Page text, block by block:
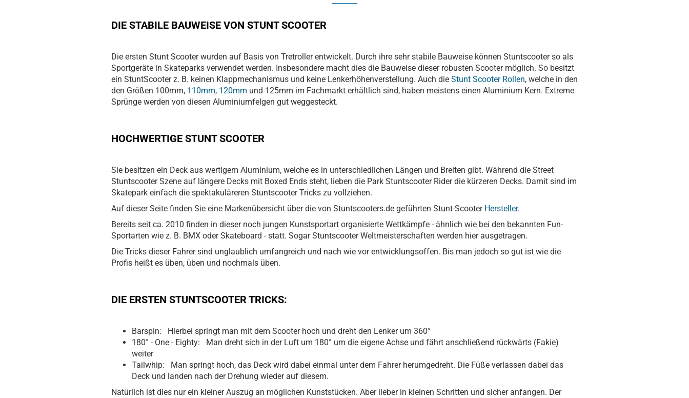
DIE STABILE BAUWEISE VON STUNT SCOOTER
Die ersten Stunt Scooter wurden auf Basis von Tretroller entwickelt. Durch ihre sehr stabile Bauweise können Stuntscooter so als
Sportgeräte in Skateparks verwendet werden. Insbesondere macht dies die Bauweise dieser robusten Scooter möglich. So besitzt
ein StuntScooter z. B. keinen Klappmechanismus und keine Lenkerhöhenverstellung. Auch die Stunt Scooter Rollen, welche in den
den Größen 100mm, 110mm, 120mm und 125mm im Fachmarkt erhältlich sind, haben meistens einen Aluminium Kern. Extreme
Sprünge werden von diesen Aluminiumfelgen gut weggesteckt.
HOCHWERTIGE STUNT SCOOTER
Sie besitzen ein Deck aus wertigem Aluminium, welche es in unterschiedlichen Längen und Breiten gibt. Während die Street
Stuntscooter Szene auf längere Decks mit Boxed Ends steht, lieben die Park Stuntscooter Rider die kürzeren Decks. Damit sind im
Skatepark einfach die spektakuläreren Stuntscooter Tricks zu vollziehen.
Auf dieser Seite finden Sie eine Markenübersicht über die von Stuntscooters.de geführten Stunt-Scooter Hersteller.
Bereits seit ca. 2010 finden in dieser noch jungen Kunstsportart organisierte Wettkämpfe - ähnlich wie bei den bekannten Fun-
Sportarten wie z. B. BMX oder Skateboard - statt. Sogar Stuntscooter Weltmeisterschaften werden hier ausgetragen.
Die Tricks dieser Fahrer sind unglaublich umfangreich und nach wie vor entwicklungsoffen. Bis man jedoch so gut ist wie die
Profis heißt es üben, üben und nochmals üben.
DIE ERSTEN STUNTSCOOTER TRICKS:
Barspin: Hierbei springt man mit dem Scooter hoch und dreht den Lenker um 360°
180° - One - Eighty: Man dreht sich in der Luft um 180° um die eigene Achse und fährt anschließend rückwärts (Fakie)
weiter
Tailwhip: Man springt hoch, das Deck wird dabei einmal unter dem Fahrer herumgedreht. Die Füße verlassen dabei das
Deck und landen nach der Drehung wieder auf diesem.
Natürlich ist dies nur ein kleiner Auszug an möglichen Kunststücken. Aber lieber in kleinen Schritten und sicher anfangen. Der